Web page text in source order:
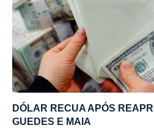
DÓLAR RECUA APÓS
GUEDES E MAIA